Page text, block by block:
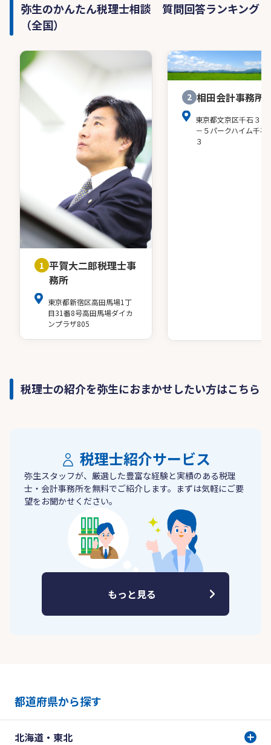
弥生のかんたん税理士相談 質問回答ランキング
（全国）
1 平賀大二郎税理士事
務所
東京都新宿区高田馬場1丁
目31番8号高田馬場ダイカ
ンプラザ805
2 相田会計事務所
東京都文京区千石３－
－５パークハイム千石
３
税理士の紹介を弥生におまかせしたい方はこちら
税理士紹介サービス
弥生スタッフが、厳選した豊富な経験と実績のある税理
士・会計事務所を無料でご紹介します。まずは気軽にご要
望をお聞かせください。
もっと見る
都道府県から探す
北海道・東北